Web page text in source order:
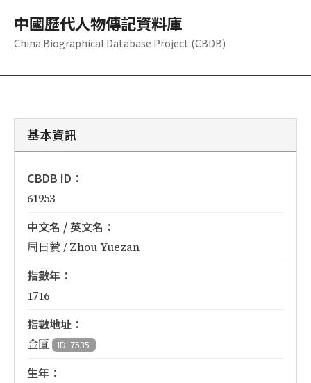
中國歷代人物傳記資料庫
China Biographical Database Project (CBDB)
基本資訊
CBDB ID：
61953
中文名 / 英文名：
周曰贊 / Zhou Yuezan
指數年：
1716
指數地址：
金匱 ID: 7535
生年：